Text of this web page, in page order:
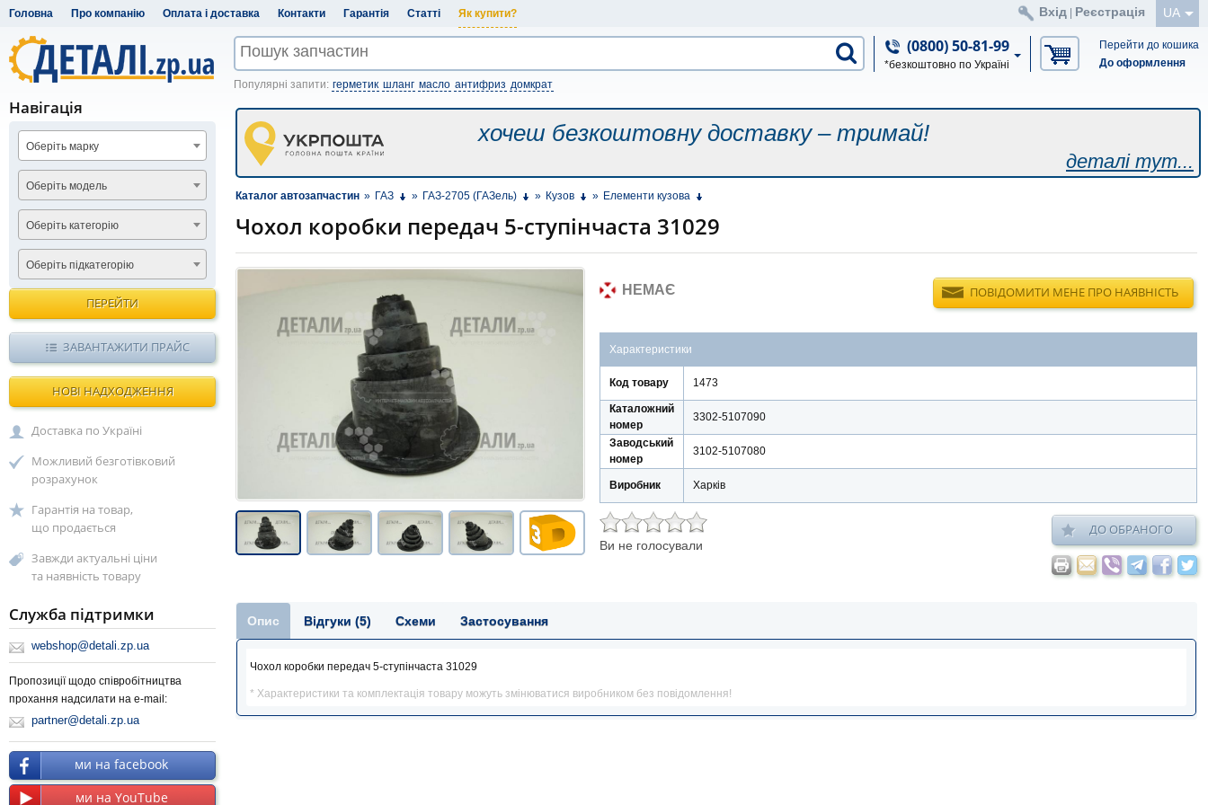
Головна Про компанію Оплата і доставка Контакти Гарантія Статті Як купити? UA
Вхід Реєстрація
(0800) 50-81-99
*безкоштовно по Україні
Перейти до кошика
До оформлення
Популярні запити: герметик шланг масло антифриз домкрат
хочеш безкоштовну доставку – тримай!
деталі тут...
Каталог автозапчастин » ГАЗ » ГАЗ-2705 (ГАЗель) » Кузов » Елементи кузова
Чохол коробки передач 5-ступінчаста 31029
НЕМАЄ ПОВІДОМИТИ МЕНЕ ПРО НАЯВНІСТЬ
Характеристики
Код товару 1473
Каталожний
номер
3302-5107090
Заводський
номер
3102-5107080
Виробник Харків
Ви не голосували
ДО ОБРАНОГО
Опис Відгуки (5) Схеми Застосування
Чохол коробки передач 5-ступінчаста 31029
* Характеристики та комплектація товару можуть змінюватися виробником без повідомлення!
Навігація
Оберіть марку
Оберіть модель
Оберіть категорію
Оберіть підкатегорію
ПЕРЕЙТИ
ЗАВАНТАЖИТИ ПРАЙС
НОВІ НАДХОДЖЕННЯ
Доставка по Україні
Можливий безготівковий
розрахунок
Гарантія на товар,
що продається
Завжди актуальні ціни
та наявність товару
Служба підтримки
webshop@detali.zp.ua
Пропозиції щодо співробітництва
прохання надсилати на e-mail:
partner@detali.zp.ua
ми на facebook
ми на YouTube